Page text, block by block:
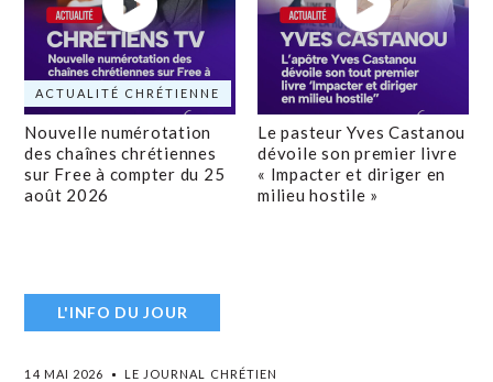
ACTUALITÉ CHRÉTIENNE
Nouvelle numérotation
des chaînes chrétiennes
sur Free à compter du 25
août 2026
Le pasteur Yves Castanou
dévoile son premier livre
« Impacter et diriger en
milieu hostile »
L'INFO DU JOUR
14 MAI 2026 LE JOURNAL CHRÉTIEN